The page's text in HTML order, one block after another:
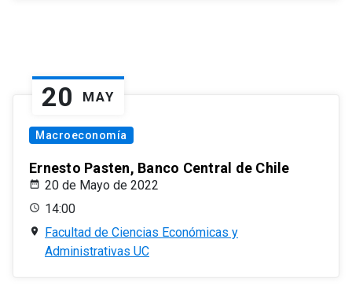
20 MAY
Macroeconomía
Ernesto Pasten, Banco Central de Chile
20 de Mayo de 2022
14:00
Facultad de Ciencias Económicas y
Administrativas UC